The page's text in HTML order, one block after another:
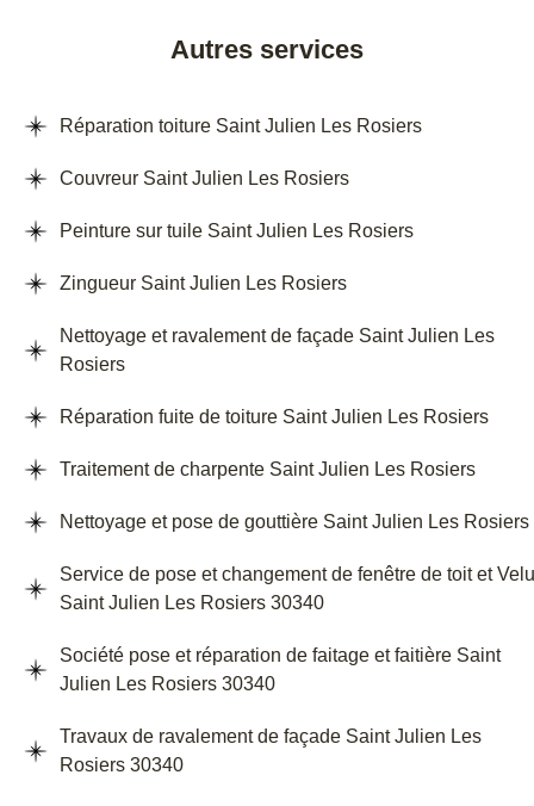
Autres services
Réparation toiture Saint Julien Les Rosiers
Couvreur Saint Julien Les Rosiers
Peinture sur tuile Saint Julien Les Rosiers
Zingueur Saint Julien Les Rosiers
Nettoyage et ravalement de façade Saint Julien Les
Rosiers
Réparation fuite de toiture Saint Julien Les Rosiers
Traitement de charpente Saint Julien Les Rosiers
Nettoyage et pose de gouttière Saint Julien Les Rosiers
Service de pose et changement de fenêtre de toit et
Saint Julien Les Rosiers 30340
Société pose et réparation de faitage et faitière Saint
Julien Les Rosiers 30340
Travaux de ravalement de façade Saint Julien Les
Rosiers 30340